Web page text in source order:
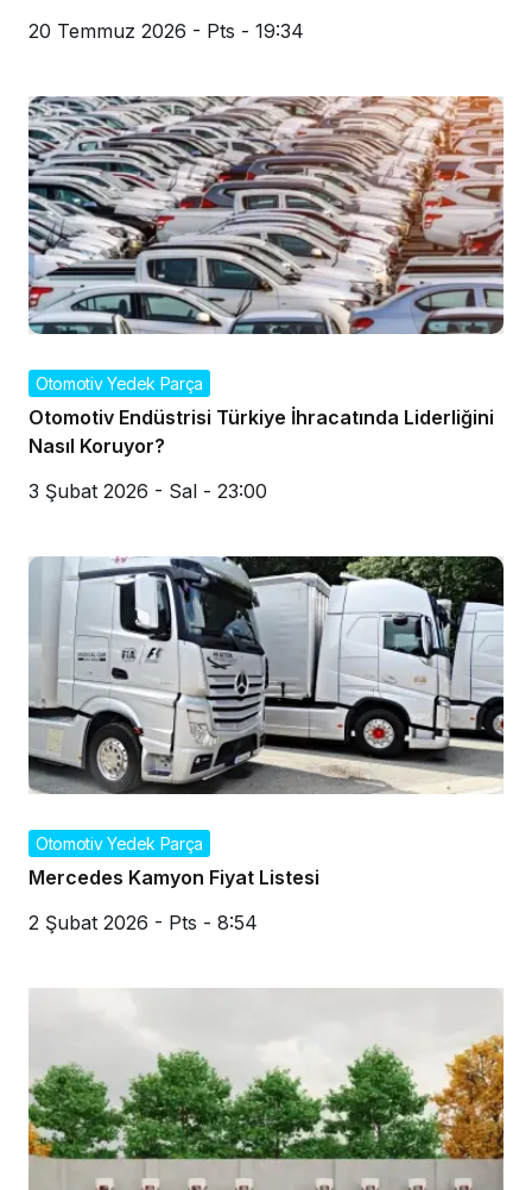
20 Temmuz 2026 - Pts - 19:34
Otomotiv Yedek Parça
Otomotiv Endüstrisi Türkiye İhracatında Liderliğini
Nasıl Koruyor?
3 Şubat 2026 - Sal - 23:00
Otomotiv Yedek Parça
Mercedes Kamyon Fiyat Listesi
2 Şubat 2026 - Pts - 8:54